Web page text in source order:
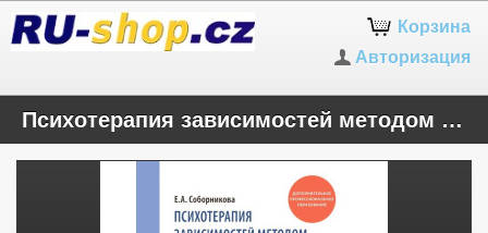
Корзина
Авторизация
Психотерапия зависимостей методом формирования личностной саморегуляции : учебное пособие